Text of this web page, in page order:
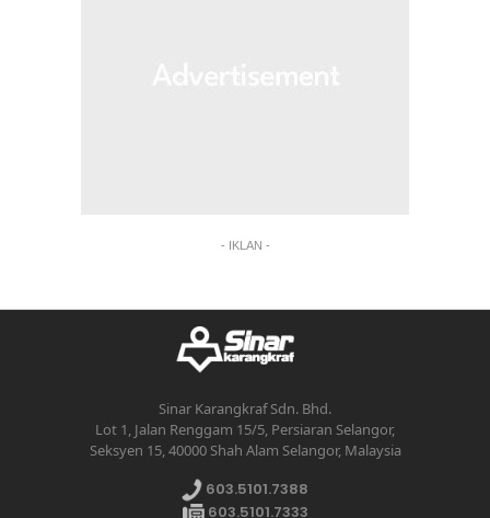
- IKLAN -
Sinar Karangkraf Sdn. Bhd.
Lot 1, Jalan Renggam 15/5, Persiaran Selangor,
Seksyen 15, 40000 Shah Alam Selangor, Malaysia
603.5101.7388
603.5101.7333